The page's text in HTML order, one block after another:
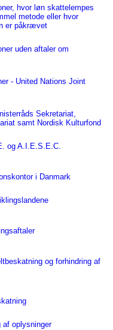
hvor løn skattelempes
metode eller hvor
er påkrævet
uden aftaler om
- United Nations Joint
Sekretariat,
samt Nordisk Kulturfond
og A.I.E.S.E.C.
i Danmark
og forhindring af
af oplysninger